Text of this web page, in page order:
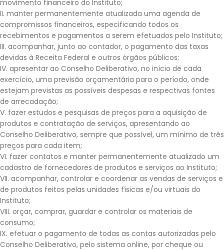
movimento financeiro do Instituto;
II. manter permanentemente atualizada uma agenda de
compromissos financeiros, especificando todos os
recebimentos e pagamentos a serem efetuados pelo Instituto;
III. acompanhar, junto ao contador, o pagamento das taxas
devidas à Receita Federal e outros órgãos públicos;
IV. apresentar ao Conselho Deliberativo, no início de cada
exercício, uma previsão orçamentária para o período, onde
estejam previstas as possíveis despesas e respectivas fontes
de arrecadação;
V. fazer estudos e pesquisas de preços para a aquisição de
produtos e contratação de serviços, apresentando ao
Conselho Deliberativo, sempre que possível, um mínimo de três
preços para cada item;
VI. fazer contatos e manter permanentemente atualizado um
cadastro de fornecedores de produtos e serviços ao Instituto;
VII. acompanhar, controlar e coordenar as vendas de serviços e
de produtos feitos pelas unidades físicas e/ou virtuais do
Instituto;
VIII. orçar, comprar, guardar e controlar os materiais de
consumo;
IX. efetuar o pagamento de todas as contas autorizadas pelo
Conselho Deliberativo, pelo sistema online, por cheque ou